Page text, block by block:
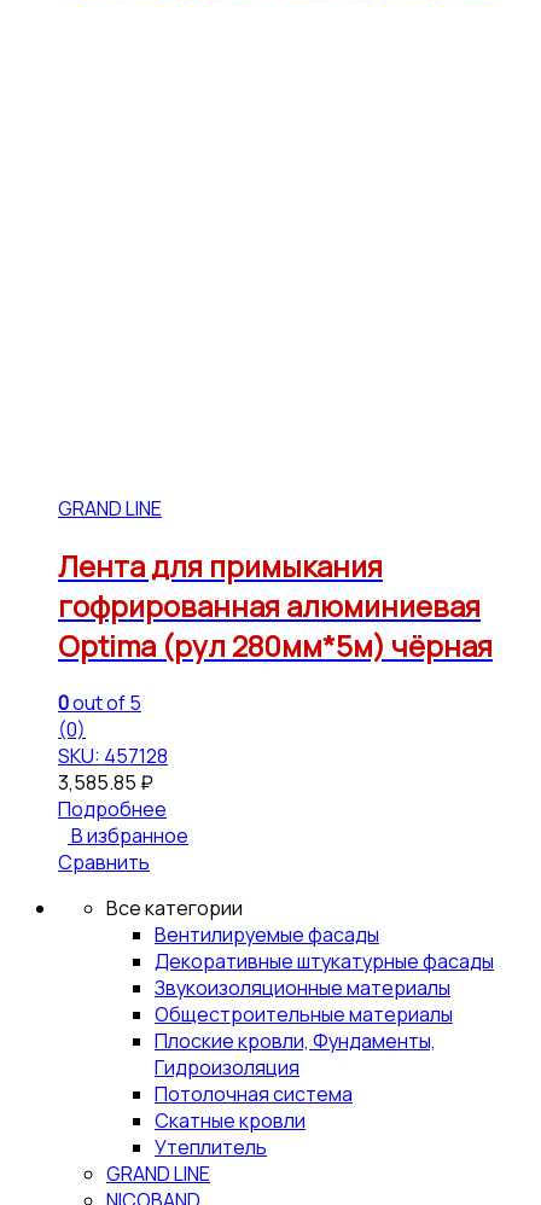
GRAND LINE
Лента для примыкания
гофрированная алюминиевая
Optima (рул 280мм*5м) чёрная
0out of 5
(0)
SKU: 457128
3,585.85 ₽
Подробнее
В избранное
Сравнить
Все категории
Вентилируемые фасады
Декоративные штукатурные фасады
Звукоизоляционные материалы
Общестроительные материалы
Плоские кровли, Фундаменты,
Гидроизоляция
Потолочная система
Скатные кровли
Утеплитель
GRAND LINE